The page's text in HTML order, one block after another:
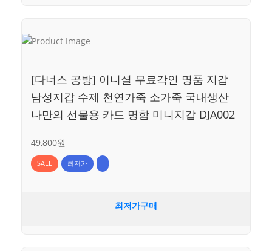
[다너스 공방] 이니셜 무료각인 명품 지갑
남성지갑 수제 천연가죽 소가죽 국내생산
나만의 선물용 카드 명함 미니지갑 DJA002
49,800원
SALE 최저가
최저가구매